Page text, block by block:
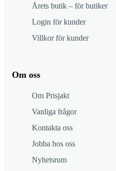
Årets butik – för butiker
Login för kunder
Villkor för kunder
Om oss
Om Prisjakt
Vanliga frågor
Kontakta oss
Jobba hos oss
Nyhetsrum